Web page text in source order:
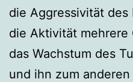
die Aggressivität
die Aktivität mehrere
das Wachstum des
und ihn zum